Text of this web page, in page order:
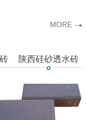
MORE
陕西硅砂透水砖